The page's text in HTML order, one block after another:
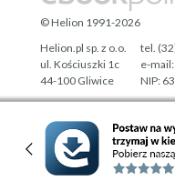
Designed with ♥ byTonik.pl
© Helion 1991-2026
Helion.pl sp. z o.o.
ul. Kościuszki 1c
44-100 Gliwice
tel.
e-mail:
NIP: